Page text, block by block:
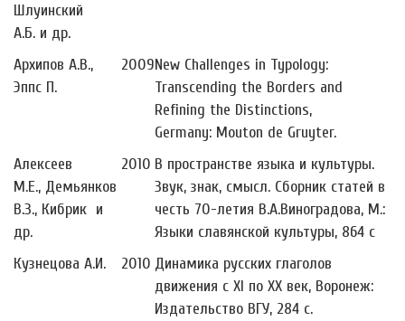
Шлуинский
А.Б. и др.
Архипов А.В.,
Эппс П.
2009New Challenges in Typology:
Transcending the Borders and
Refining the Distinctions,
Germany: Mouton de Gruyter.
Алексеев
М.Е., Демьянков
В.З., Кибрик и
др.
2010 В пространстве языка и культуры.
Звук, знак, смысл. Сборник статей в
честь 70-летия В.А.Виноградова, М.:
Языки славянской культуры, 864 с
Кузнецова А.И.
2010 Динамика русских глаголов
движения с XI по XX век, Воронеж:
Издательство ВГУ, 284 с.